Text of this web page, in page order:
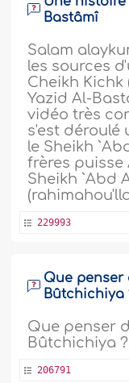
Bastâmî
Salam
les sources
Cheikh Kichk
Yazid Al-
vidéo très
s'est déroulé
le Sheikh
frères puisse
Sheikh `Abd
229993
Que penser
Bûtchichiya
Que penser
Bûtchichiya
206791